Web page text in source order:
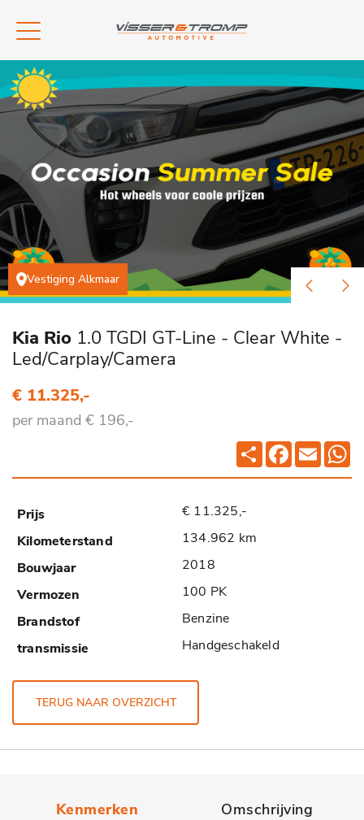
Vestiging Alkmaar
Kia Rio 1.0 TGDI GT-Line - Clear White -
Led/Carplay/Camera
€ 11.325,-
per maand € 196,-
Deel Facebook
Email
€ 11.325,-
134.962 km
2018
100 PK
Benzine
Handgeschakeld
TERUG NAAR OVERZICHT
Kenmerken Omschrijving